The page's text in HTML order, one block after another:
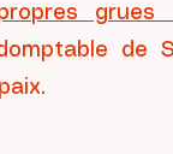
grues
de